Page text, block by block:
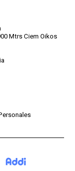
Mtrs Ciem Oikos